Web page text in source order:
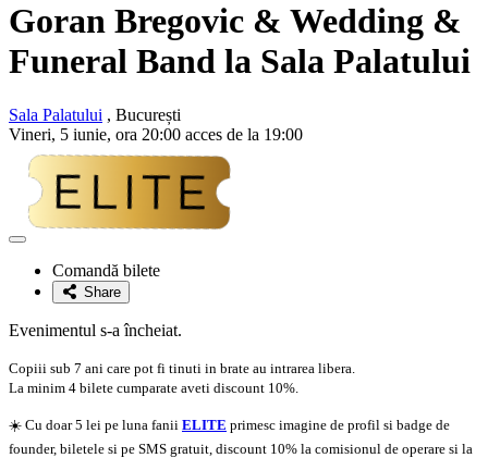
Goran Bregovic & Wedding &
Funeral Band la Sala Palatului
Sala Palatului , București
Vineri, 5 iunie, ora 20:00 acces de la 19:00
Adaugă
favoriteComandă bilete
Share
Evenimentul s-a încheiat.
Copiii sub 7 ani care pot fi tinuti in brate au intrarea libera.
La minim 4 bilete cumparate aveti discount 10%.
☀️ Cu doar 5 lei pe luna fanii ELITE primesc imagine de profil si badge de
founder, biletele si pe SMS gratuit, discount 10% la comisionul de operare si la